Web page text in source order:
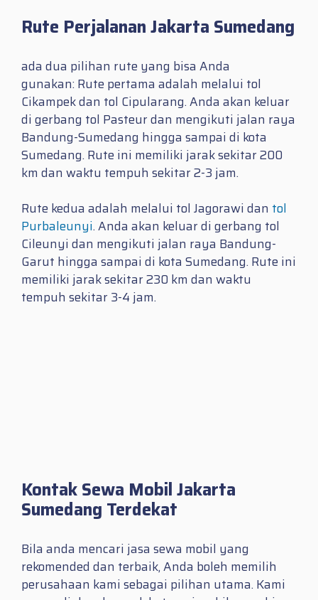
Rute Perjalanan Jakarta Sumedang
ada dua pilihan rute yang bisa Anda
gunakan: Rute pertama adalah melalui tol
Cikampek dan tol Cipularang. Anda akan keluar
di gerbang tol Pasteur dan mengikuti jalan raya
Bandung-Sumedang hingga sampai di kota
Sumedang. Rute ini memiliki jarak sekitar 200
km dan waktu tempuh sekitar 2-3 jam.
Rute kedua adalah melalui tol Jagorawi dan tol
Purbaleunyi. Anda akan keluar di gerbang tol
Cileunyi dan mengikuti jalan raya Bandung-
Garut hingga sampai di kota Sumedang. Rute ini
memiliki jarak sekitar 230 km dan waktu
tempuh sekitar 3-4 jam.
Kontak Sewa Mobil Jakarta
Sumedang Terdekat
Bila anda mencari jasa sewa mobil yang
rekomended dan terbaik, Anda boleh memilih
perusahaan kami sebagai pilihan utama. Kami